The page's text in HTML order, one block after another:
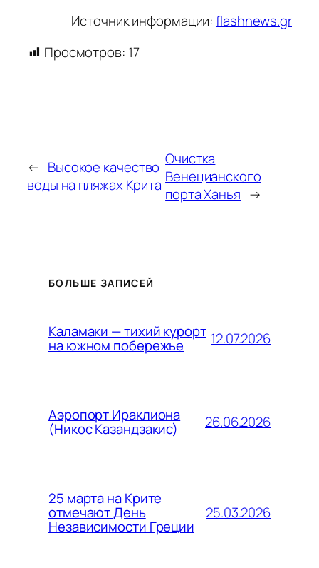
Источник информации:flashnews.gr
Просмотров: 17
← Высокое качество
воды на пляжах Крита
Очистка
Венецианского
порта Ханья →
БОЛЬШЕ ЗАПИСЕЙ
Каламаки — тихий курорт
на южном побережье 12.07.2026
Аэропорт Ираклиона
(Никос Казандзакис) 26.06.2026
25 марта на Крите
отмечают День
Независимости Греции
25.03.2026